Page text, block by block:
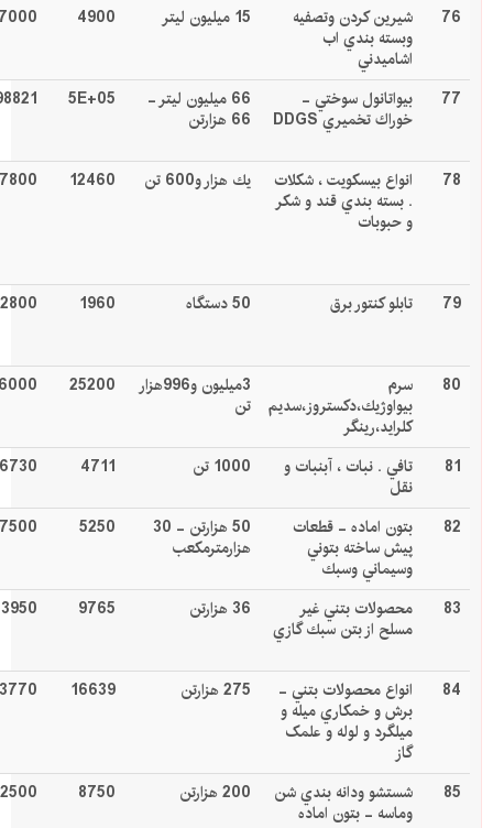
76 شيرين كردن وتصفيه
وبسته بندي اب
اشاميدني
15 ميليون ليتر 4900
77 بيواتانول سوختي -
خوراك تخميريDDGS
66 ميليون ليتر -
66 هزارتن
5E+05
78 انواع بيسکويت ، شکلات
. بسته بندي قند و شکر
و حبوبات
يك هزار و600 تن 12460
79 تابلو كنتور برق 50 دستگاه 1960
2800
80 سرم
بيواوژيك،دكستروز،سديم
كلرايد،رينگر
3ميليون و996هزار
تن
25200
81 تافي . نبات ، آبنبات و
نقل
1000 تن 4711
6730
82 بتون اماده - قطعات
پيش ساخته بتوني
وسيماني وسبك
50 هزارتن - 30
هزارمترمکعب
5250
7500
83 محصولات بتني غير
مسلح از بتن سبك گازي
36 هزارتن 9765
84 انواع محصولات بتني -
برش و خمكاري ميله و
ميلگرد و لوله و علمک
گاز
275 هزارتن 16639
85 شستشو ودانه بندي شن
وماسه - بتون اماده
200 هزارتن 8750